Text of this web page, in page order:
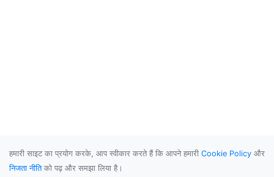
हमारी साइट का प्रयोग करके, आप स्वीकार करते हैं कि आपने हमारी Cookie Policy और
निजता नीतिको पढ़ और समझा लिया है।